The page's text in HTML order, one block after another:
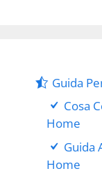
Guida
Cosa
Home
Guida
Home